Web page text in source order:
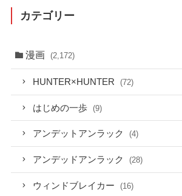
カテゴリー
漫画 (2,172)
HUNTER×HUNTER (72)
はじめの一歩 (9)
アンデットアンラック (4)
アンデッドアンラック (28)
ウィンドブレイカー (16)